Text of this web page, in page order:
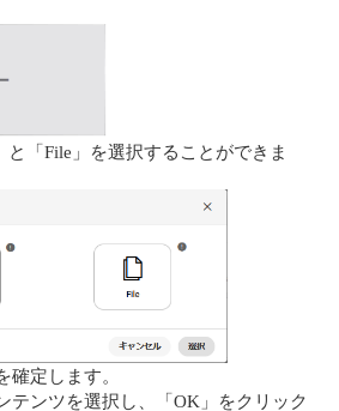
と「File」を選択することができま
確定します。
テンツを選択し、「OK」をクリック